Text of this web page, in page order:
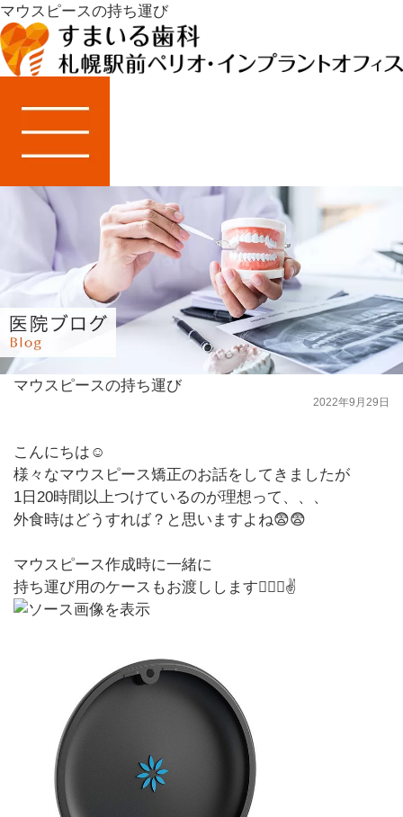
マウスピースの持ち運び
マウスピースの持ち運び
2022年9月29日
こんにちは☺
様々なマウスピース矯正のお話をしてきましたが
1日20時間以上つけているのが理想って、、、
外食時はどうすれば？と思いますよね😨😨
マウスピース作成時に一緒に
持ち運び用のケースもお渡しします🙆🏻‍♀️✌️